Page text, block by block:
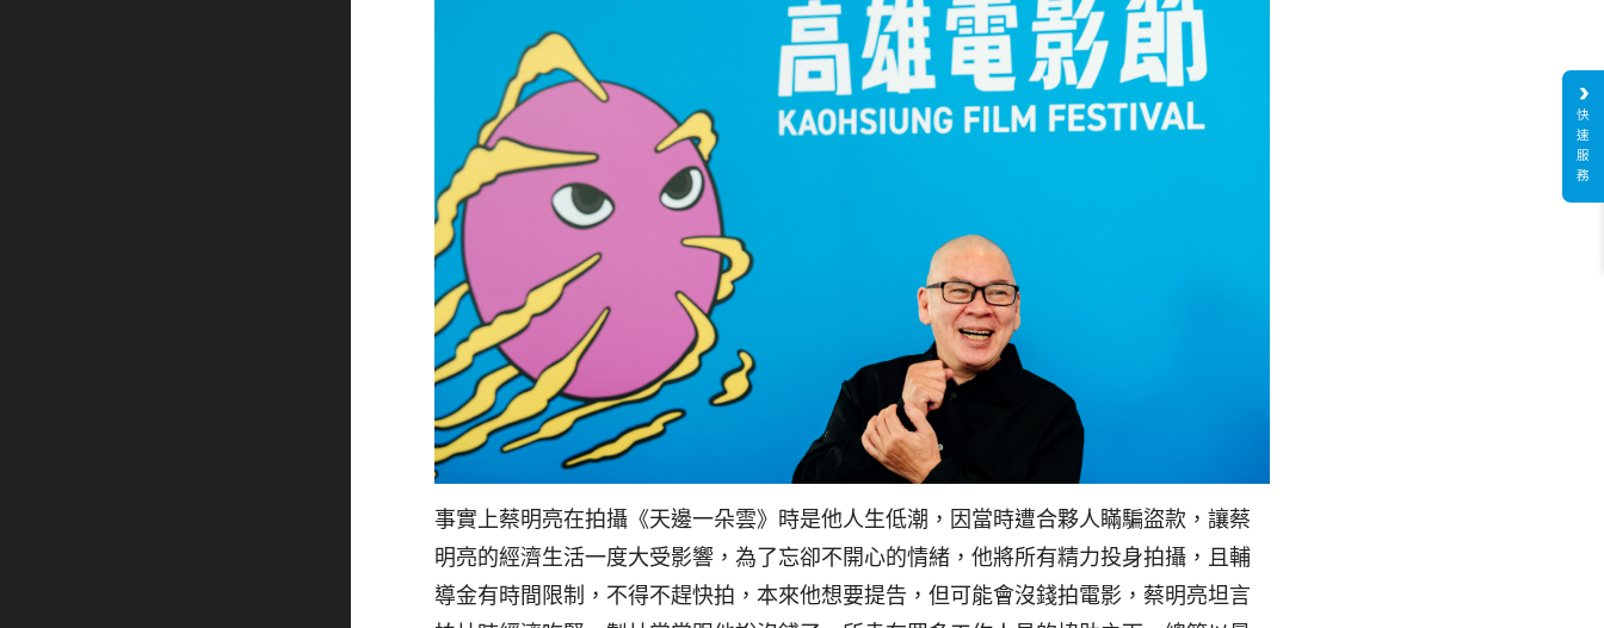
事實上蔡明亮在拍攝《天邊一朵雲》時是他人生低潮，因當時遭合夥人瞞騙盜款，讓蔡
明亮的經濟生活一度大受影響，為了忘卻不開心的情緒，他將所有精力投身拍攝，且輔
導金有時間限制，不得不趕快拍，本來他想要提告，但可能會沒錢拍電影，蔡明亮坦言
快
速
服
務